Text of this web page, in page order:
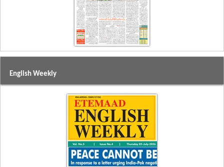
English Weekly